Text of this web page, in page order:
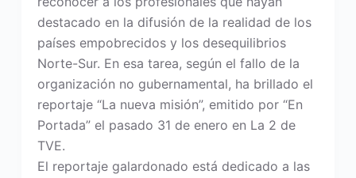
destacado en la difusión de la realidad de los
países empobrecidos y los desequilibrios
Norte-Sur. En esa tarea, según el fallo de la
organización no gubernamental, ha brillado el
reportaje “La nueva misión”, emitido por “En
Portada” el pasado 31 de enero en La 2 de
TVE.
El reportaje galardonado está dedicado a las